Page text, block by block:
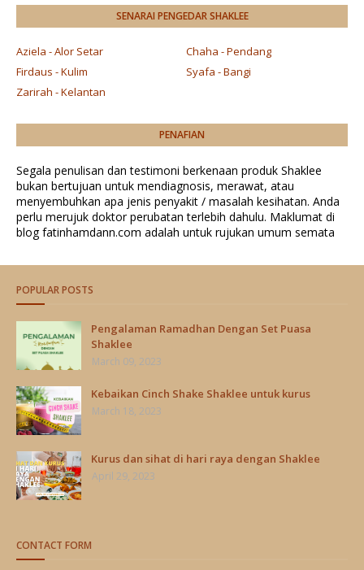
SENARAI PENGEDAR SHAKLEE
Aziela - Alor Setar
Chaha - Pendang
Firdaus - Kulim
Syafa - Bangi
Zarirah - Kelantan
PENAFIAN
Segala penulisan dan testimoni berkenaan produk Shaklee
bukan bertujuan untuk mendiagnosis, merawat, atau
menyembuhkan apa jenis penyakit / masalah kesihatan. Anda
perlu merujuk doktor perubatan terlebih dahulu. Maklumat di
blog fatinhamdann.com adalah untuk rujukan umum semata
POPULAR POSTS
Pengalaman Ramadhan Dengan Set Puasa
Shaklee
March 09, 2023
Kebaikan Cinch Shake Shaklee untuk kurus
March 18, 2023
Kurus dan sihat di hari raya dengan Shaklee
April 29, 2023
CONTACT FORM